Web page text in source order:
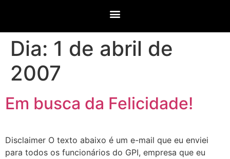
Dia: 1 de abril de
2007
Em busca da Felicidade!
Disclaimer O texto abaixo é um e-mail que eu enviei
para todos os funcionários do GPI, empresa que eu